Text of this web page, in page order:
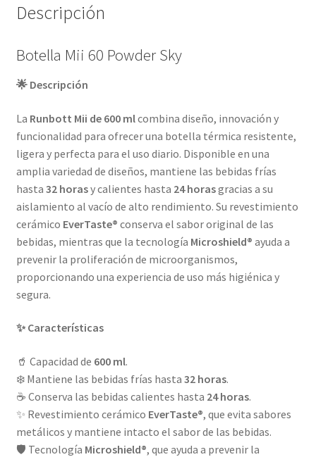
Descripción
Botella Mii 60 Powder Sky
🌟 Descripción
La Runbott Mii de 600 mlcombina diseño, innovación y
funcionalidad para ofrecer una botella térmica resistente,
ligera y perfecta para el uso diario. Disponible en una
amplia variedad de diseños, mantiene las bebidas frías
hasta 32 horasy calientes hasta 24 horasgracias a su
aislamiento al vacío de alto rendimiento. Su revestimiento
cerámico EverTaste® conserva el sabor original de las
bebidas, mientras que la tecnología Microshield® ayuda a
prevenir la proliferación de microorganismos,
proporcionando una experiencia de uso más higiénica y
segura.
✨ Características
🥤 Capacidad de 600 ml.
❄️ Mantiene las bebidas frías hasta 32 horas.
☕ Conserva las bebidas calientes hasta 24 horas.
✨ Revestimiento cerámico EverTaste®, que evita sabores
metálicos y mantiene intacto el sabor de las bebidas.
🛡️ Tecnología Microshield®, que ayuda a prevenir la